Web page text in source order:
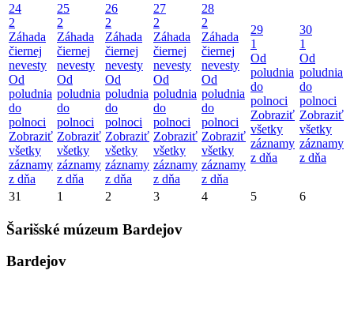
24
2
Záhada
čiernej
nevesty
Od
poludnia
do
polnoci
Zobraziť
všetky
záznamy
z dňa
25
2
Záhada
čiernej
nevesty
Od
poludnia
do
polnoci
Zobraziť
všetky
záznamy
z dňa
26
2
Záhada
čiernej
nevesty
Od
poludnia
do
polnoci
Zobraziť
všetky
záznamy
z dňa
27
2
Záhada
čiernej
nevesty
Od
poludnia
do
polnoci
Zobraziť
všetky
záznamy
z dňa
28
2
Záhada
čiernej
nevesty
Od
poludnia
do
polnoci
Zobraziť
všetky
záznamy
z dňa
29
1
Od
poludnia
do
polnoci
Zobraziť
všetky
záznamy
z dňa
30
1
Od
poludnia
do
polnoci
Zobraziť
všetky
záznamy
z dňa
31 1 2 3 4 5 6
Šarišské múzeum Bardejov
Bardejov